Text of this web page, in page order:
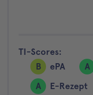
TI-Scores:
B
ePA A
A
E-Rezept